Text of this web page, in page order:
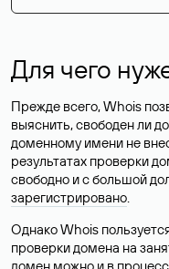
Для чего
Прежде всего, Whois
выяснить, свободен ли
доменному имени не
результатах проверки
свободно и с большой
зарегистрировано.
Однако Whois
проверки домена на